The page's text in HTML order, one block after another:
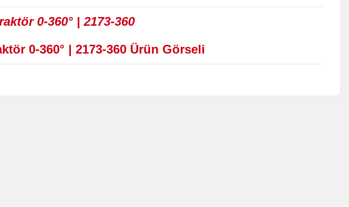
0-360° | 2173-360 Ürün Görseli